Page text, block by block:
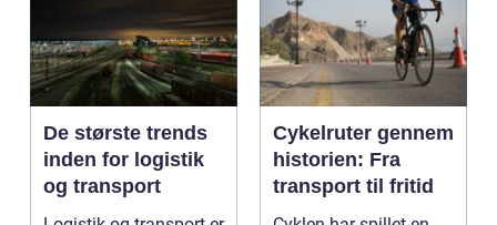
De største trends
inden for logistik
og transport
Cykelruter gennem
historien: Fra
transport til fritid